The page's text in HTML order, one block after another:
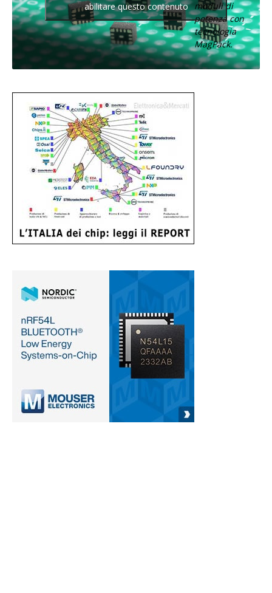
moduli di
potenza con
tecnologia
MagPack.
abilitare questo contenuto